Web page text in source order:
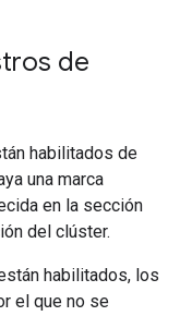
de
habilitados de
una marca
en la sección
del clúster.
habilitados, los
el que no se